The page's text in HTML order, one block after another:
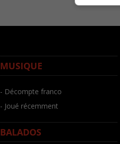
MUSIQUE
- Décompte franco
- Joué récemment
BALADOS